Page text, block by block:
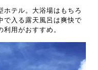
ホテル。大浴場はもちろ
で入る露天風呂は爽快で
用がおすすめ。